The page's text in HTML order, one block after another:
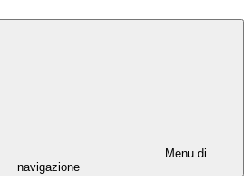
Menu di
navigazione